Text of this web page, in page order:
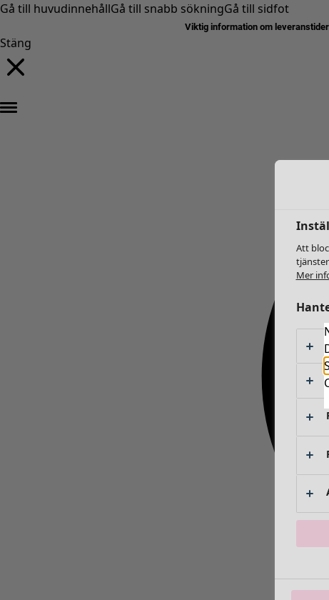
Gå till huvudinnehållGå till snabb sökningGå till sidfot
Viktig information om leveranstider
Stäng
Att
Mer